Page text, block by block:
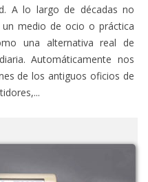
A lo largo de décadas no
medio de ocio o práctica
una alternativa real de
Automáticamente nos
de los antiguos oficios de